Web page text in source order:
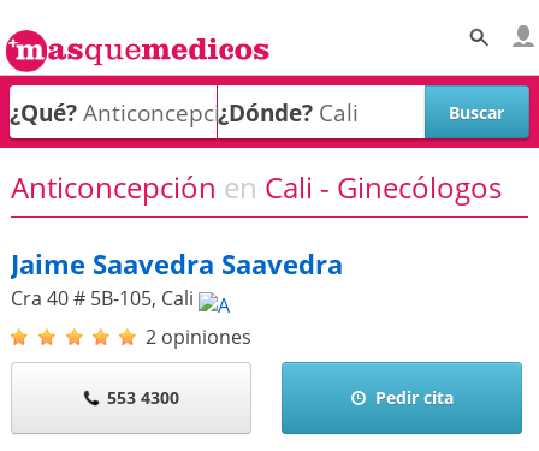
¿Qué? ¿Dónde?
Anticoncepción en Cali - Ginecólogos
Jaime Saavedra Saavedra
Cra 40 # 5B-105, Cali
2 opiniones
553 4300 Pedir cita